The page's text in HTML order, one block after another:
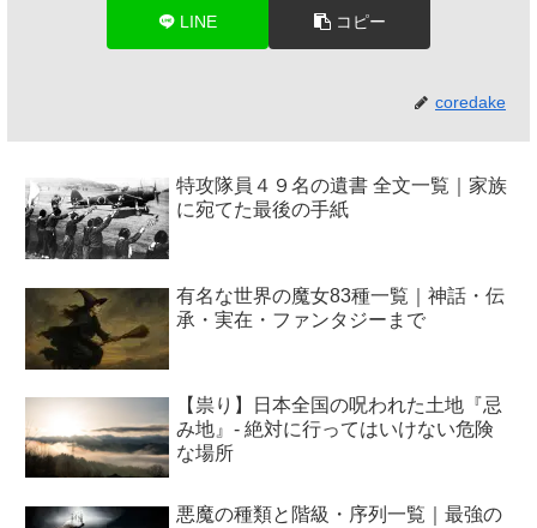
LINE コピー
coredake
特攻隊員４９名の遺書 全文一覧｜家族
に宛てた最後の手紙
有名な世界の魔女83種一覧｜神話・伝
承・実在・ファンタジーまで
【祟り】日本全国の呪われた土地『忌
み地』- 絶対に行ってはいけない危険
な場所
悪魔の種類と階級・序列一覧｜最強の